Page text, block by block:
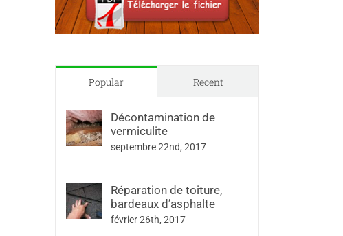
Popular Recent
Décontamination de
vermiculite
septembre 22nd, 2017
Réparation de toiture,
bardeaux d’asphalte
février 26th, 2017